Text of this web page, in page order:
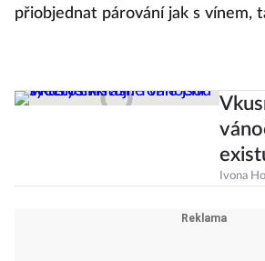
přiobjednat párování jak s vínem,
ty
Ivona